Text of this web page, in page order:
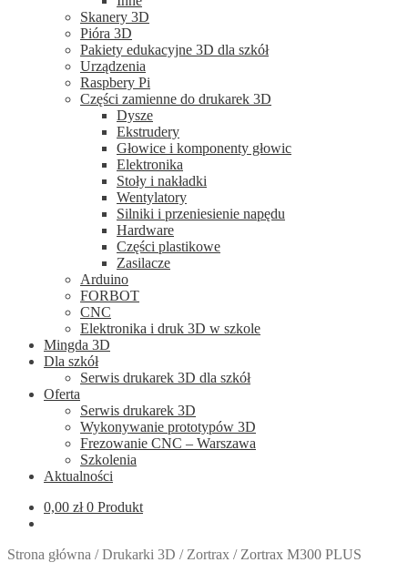
Skanery 3D
Pióra 3D
Pakiety edukacyjne 3D dla szkół
Urządzenia
Raspbery Pi
Części zamienne do drukarek 3D
Dysze
Ekstrudery
Głowice i komponenty głowic
Elektronika
Stoły i nakładki
Wentylatory
Silniki i przeniesienie napędu
Hardware
Części plastikowe
Zasilacze
Arduino
FORBOT
CNC
Elektronika i druk 3D w szkole
Mingda 3D
Dla szkół
Serwis drukarek 3D dla szkół
Oferta
Serwis drukarek 3D
Wykonywanie prototypów 3D
Frezowanie CNC – Warszawa
Szkolenia
Aktualności
0,00 zł 0 Produkt
Strona główna /Drukarki 3D / Zortrax / Zortrax M300 PLUS